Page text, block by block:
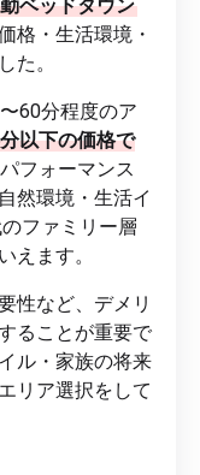
ベッドタウン
格・生活環境・
た。
60分程度のア
以下の価格で
フォーマンス
然環境・生活イ
ファミリー層
えます。
性など、デメリ
ることが重要で
ル・家族の将来
リア選択をして